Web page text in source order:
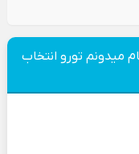
میدونم تورو انتخاب